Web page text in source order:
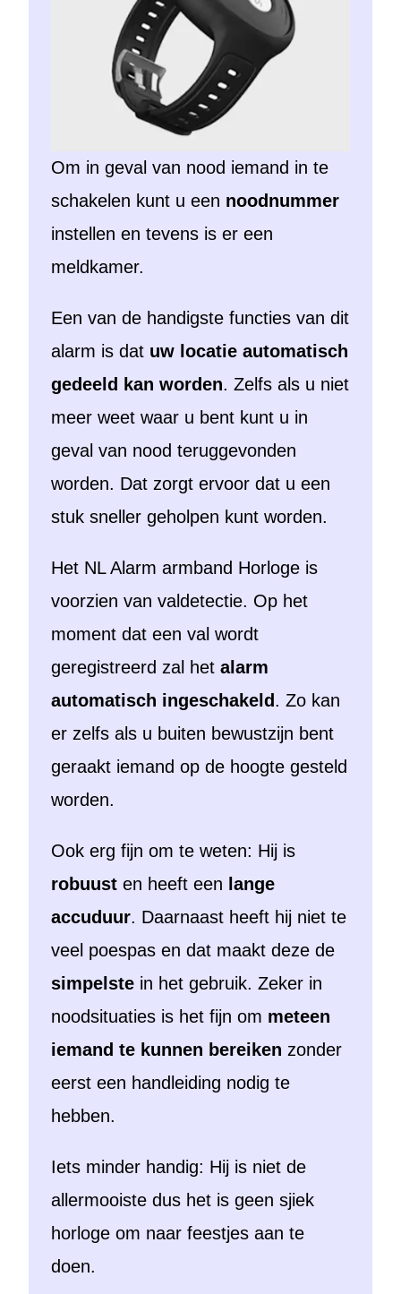
Om in geval van nood iemand in te
schakelen kunt u een noodnummer
instellen en tevens is er een
meldkamer.
Een van de handigste functies van dit
alarm is dat uw locatie automatisch
gedeeld kan worden. Zelfs als u niet
meer weet waar u bent kunt u in
geval van nood teruggevonden
worden. Dat zorgt ervoor dat u een
stuk sneller geholpen kunt worden.
Het NL Alarm armband Horloge is
voorzien van valdetectie. Op het
moment dat een val wordt
geregistreerd zal hetalarm
automatisch ingeschakeld. Zo kan
er zelfs als u buiten bewustzijn bent
geraakt iemand op de hoogte gesteld
worden.
Ook erg fijn om te weten: Hij is
robuust en heeft een lange
accuduur. Daarnaast heeft hij niet te
veel poespas en dat maakt deze de
simpelste in het gebruik. Zeker in
noodsituaties is het fijn om meteen
iemand te kunnen bereiken zonder
eerst een handleiding nodig te
hebben.
Iets minder handig: Hij is niet de
allermooiste dus het is geen sjiek
horloge om naar feestjes aan te
doen.